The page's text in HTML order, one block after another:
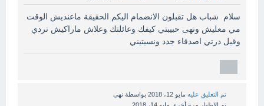
سلام شباب هل تقبلون الانضمام اليكم الحقيقة ماعنديش الوقت
مي معليش ونهى حبيبتي كيفك وعائلتك وعلاش ماراكيش تردي
وقيل درتي اصدقاء جدد ونسيتيني
تم التعليق عليه مايو 12، 2018 بواسطة نهى
تم الإظهار مرة أخرى
مايو 14، 2018